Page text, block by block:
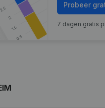
Probeer
7 dagen gratis